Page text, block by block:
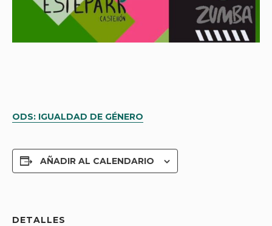
ODS: IGUALDAD DE GÉNERO
AÑADIR AL CALENDARIO
DETALLES